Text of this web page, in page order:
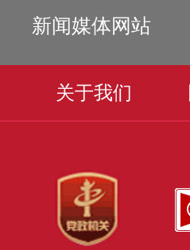
新闻媒体网站
关于我们